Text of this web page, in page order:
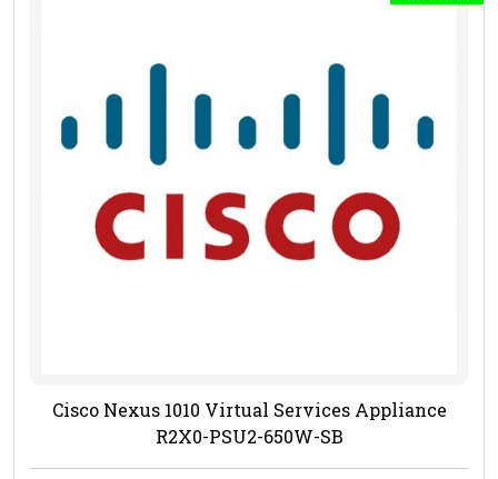
Cisco Nexus 1010 Virtual Services Appliance
R2X0-PSU2-650W-SB